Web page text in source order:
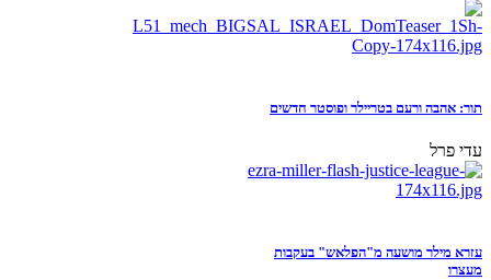
תור: אהבה ורעם בטריילר ופוסטר חדשים
עדי פרל
עזרא מילר מושעה מ"הפלאש" בעקבות
מעצרו